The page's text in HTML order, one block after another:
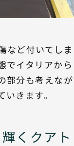
など付いてしま
でイタリアから
部分も考えなが
きます。
くクアト